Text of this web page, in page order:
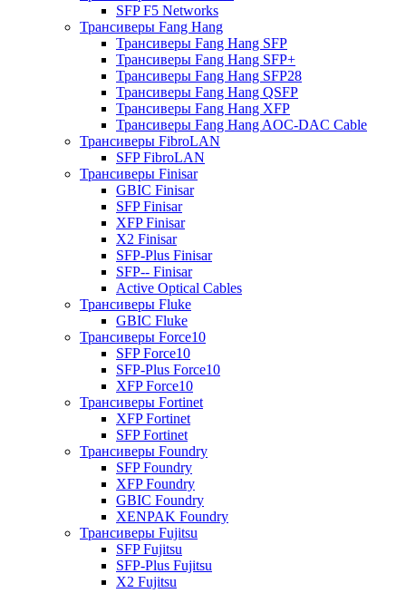
SFP F5 Networks
Трансиверы Fang Hang
Трансиверы Fang Hang SFP
Трансиверы Fang Hang SFP+
Трансиверы Fang Hang SFP28
Трансиверы Fang Hang QSFP
Трансиверы Fang Hang XFP
Трансиверы Fang Hang AOC-DAC Cable
Трансиверы FibroLAN
SFP FibroLAN
Трансиверы Finisar
GBIC Finisar
SFP Finisar
XFP Finisar
X2 Finisar
SFP-Plus Finisar
SFP-- Finisar
Active Optical Cables
Трансиверы Fluke
GBIC Fluke
Трансиверы Force10
SFP Force10
SFP-Plus Force10
XFP Force10
Трансиверы Fortinet
XFP Fortinet
SFP Fortinet
Трансиверы Foundry
SFP Foundry
XFP Foundry
GBIC Foundry
XENPAK Foundry
Трансиверы Fujitsu
SFP Fujitsu
SFP-Plus Fujitsu
X2 Fujitsu